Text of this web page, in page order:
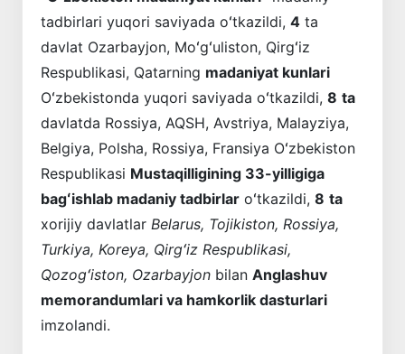
tadbirlari yuqori saviyada oʻtkazildi, 4 ta
davlat Ozarbayjon, Moʻgʻuliston, Qirgʻiz
Respublikasi, Qatarning madaniyat kunlari
Oʻzbekistonda yuqori saviyada oʻtkazildi, 8 ta
davlatda Rossiya, AQSH, Avstriya, Malayziya,
Belgiya, Polsha, Rossiya, Fransiya Oʻzbekiston
Respublikasi Mustaqilligining 33-yilligiga
bagʻishlab madaniy tadbirlar oʻtkazildi, 8 ta
xorijiy davlatlar Belarus, Tojikiston, Rossiya,
Turkiya, Koreya, Qirgʻiz Respublikasi,
Qozogʻiston, Ozarbayjon bilan Anglashuv
memorandumlari va hamkorlik dasturlari
imzolandi.